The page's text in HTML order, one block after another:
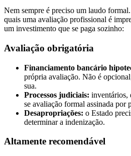
Nem sempre é preciso um laudo
quais uma avaliação profissional é
um investimento que se paga sozinho:
Avaliação obrigatória
Financiamento bancário
própria avaliação. Não é
sua.
Processos judiciais: inventários,
se avaliação formal assinada por
Desapropriações: o Estado
determinar a indenização.
Altamente recomendável